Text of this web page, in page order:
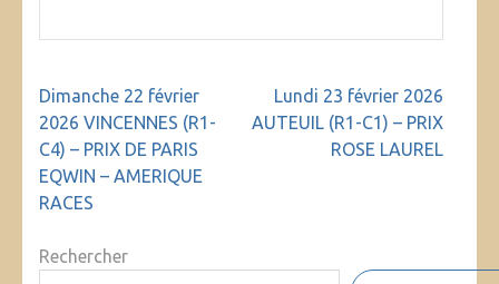
Navigation
de
l’article
Dimanche 22 février
2026 VINCENNES (R1-
C4) – PRIX DE PARIS
EQWIN – AMERIQUE
RACES
Lundi 23 février 2026
AUTEUIL (R1-C1) – PRIX
ROSE LAUREL
Rechercher